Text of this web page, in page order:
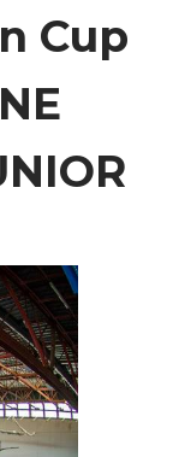
Cup